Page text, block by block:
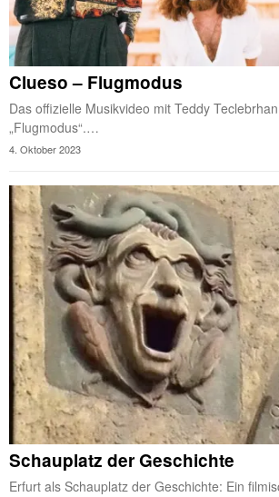
Clueso – Flugmodus
Das offizielle Musikvideo mit Teddy
„Flugmodus“.…
4. Oktober 2023
Schauplatz der Geschichte
Erfurt als Schauplatz der Geschichte: Ein